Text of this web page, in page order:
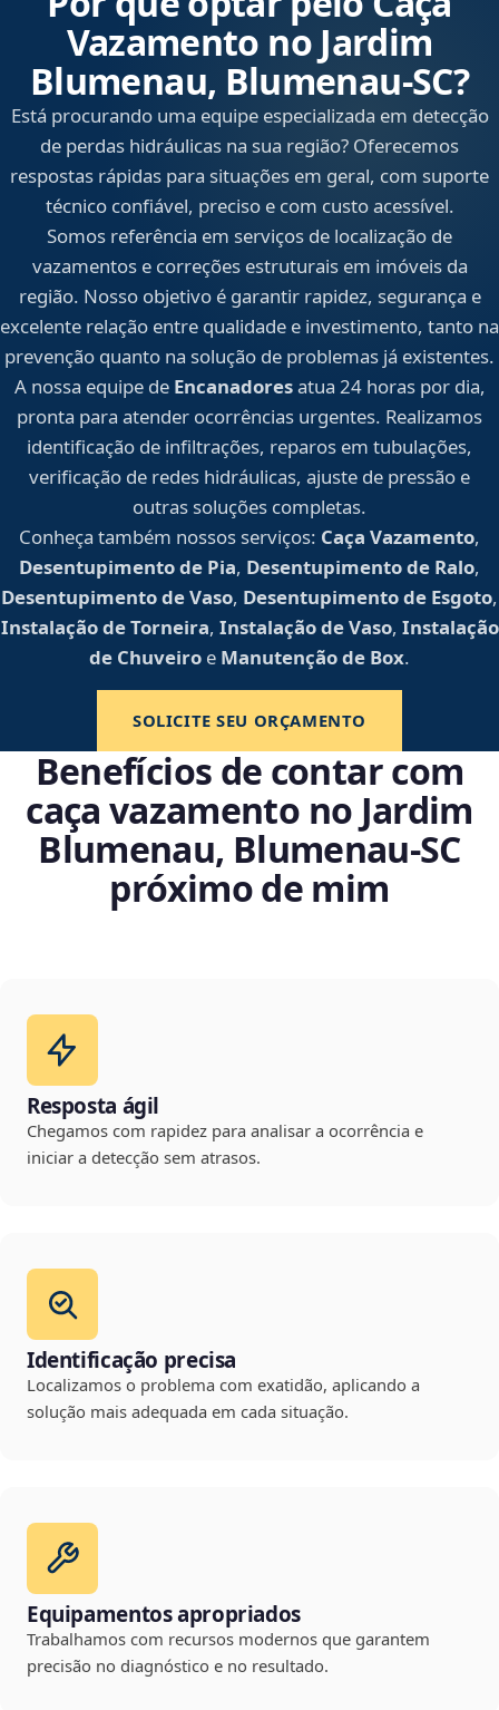
Vazamento no Jardim
Blumenau, Blumenau‑SC?
Está procurando uma equipe especializada em detecção
de perdas hidráulicas na sua região? Oferecemos
respostas rápidas para situações em geral, com suporte
técnico confiável, preciso e com custo acessível.
Somos referência em serviços de localização de
vazamentos e correções estruturais em imóveis da
região. Nosso objetivo é garantir rapidez, segurança e
excelente relação entre qualidade e investimento, tanto na
prevenção quanto na solução de problemas já existentes.
A nossa equipe de Encanadoresatua 24 horas por dia,
pronta para atender ocorrências urgentes. Realizamos
identificação de infiltrações, reparos em tubulações,
verificação de redes hidráulicas, ajuste de pressão e
outras soluções completas.
Conheça também nossos serviços: Caça Vazamento,
Desentupimento de Pia, Desentupimento de Ralo,
Desentupimento de Vaso, Desentupimento de Esgoto,
Instalação de Torneira, Instalação de Vaso, Instalação
de Chuveiro e Manutenção de Box.
SOLICITE SEU ORÇAMENTO
Benefícios de contar com
caça vazamento no Jardim
Blumenau, Blumenau‑SC
próximo de mim
Resposta ágil
Chegamos com rapidez para analisar a ocorrência e
iniciar a detecção sem atrasos.
Identificação precisa
Localizamos o problema com exatidão, aplicando a
solução mais adequada em cada situação.
Equipamentos apropriados
Trabalhamos com recursos modernos que garantem
precisão no diagnóstico e no resultado.